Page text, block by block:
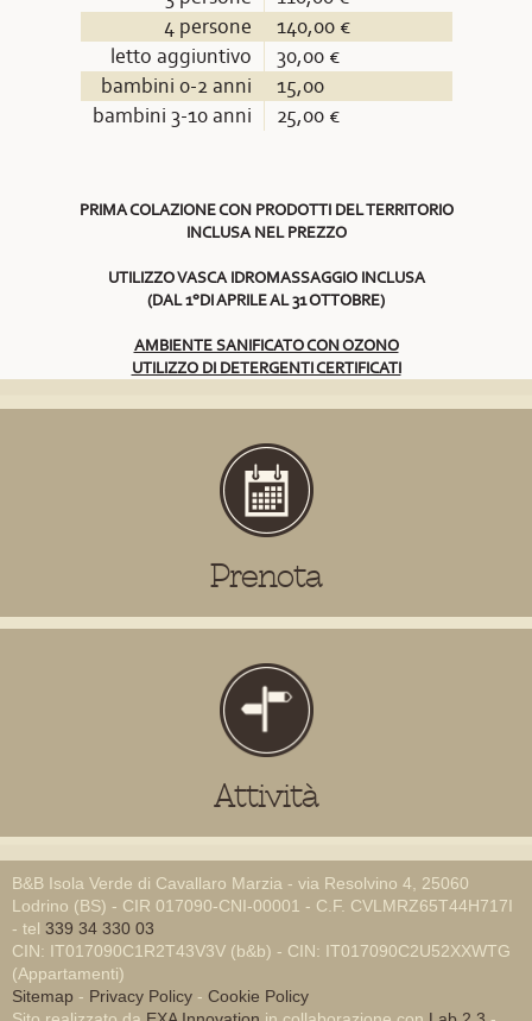
4 persone
140,00 €
letto aggiuntivo
30,00 €
bambini 0-2 anni
15,00
bambini 3-10 anni
25,00 €
PRIMA COLAZIONE CON PRODOTTI DEL TERRITORIO
INCLUSA NEL PREZZO
UTILIZZO VASCA IDROMASSAGGIO INCLUSA
(DAL 1°DI APRILE AL 31 OTTOBRE)
AMBIENTE SANIFICATO CON OZONO
UTILIZZO DI DETERGENTI CERTIFICATI
Prenota
Attività
B&B Isola Verde di Cavallaro Marzia - via Resolvino 4, 25060
Lodrino (BS) - CIR 017090-CNI-00001 - C.F. CVLMRZ65T44H717I
- tel 339 34 330 03
CIN: IT017090C1R2T43V3V (b&b) - CIN: IT017090C2U52XXWTG
(Appartamenti)
Sitemap - Privacy Policy - Cookie Policy